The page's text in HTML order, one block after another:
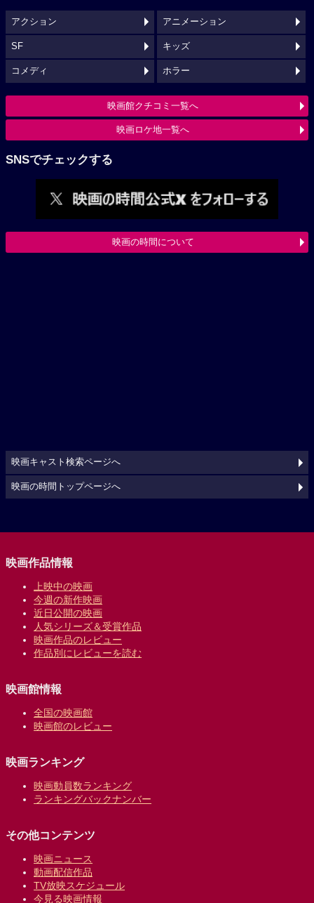
アクション アニメーション
SF キッズ
コメディ ホラー
映画館クチコミ一覧へ
映画ロケ地一覧へ
SNSでチェックする
映画の時間について
映画キャスト検索ページへ
映画の時間トップページへ
映画作品情報
上映中の映画
今週の新作映画
近日公開の映画
人気シリーズ＆受賞作品
映画作品のレビュー
作品別にレビューを読む
映画館情報
全国の映画館
映画館のレビュー
映画ランキング
映画動員数ランキング
ランキングバックナンバー
その他コンテンツ
映画ニュース
動画配信作品
TV放映スケジュール
今見る映画情報